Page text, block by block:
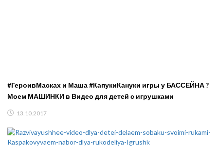
#ГероивМасках и Маша #КапукиКануки игры у БАССЕЙНА ?
Моем МАШИНКИ в Видео для детей с игрушками
13.10.2017